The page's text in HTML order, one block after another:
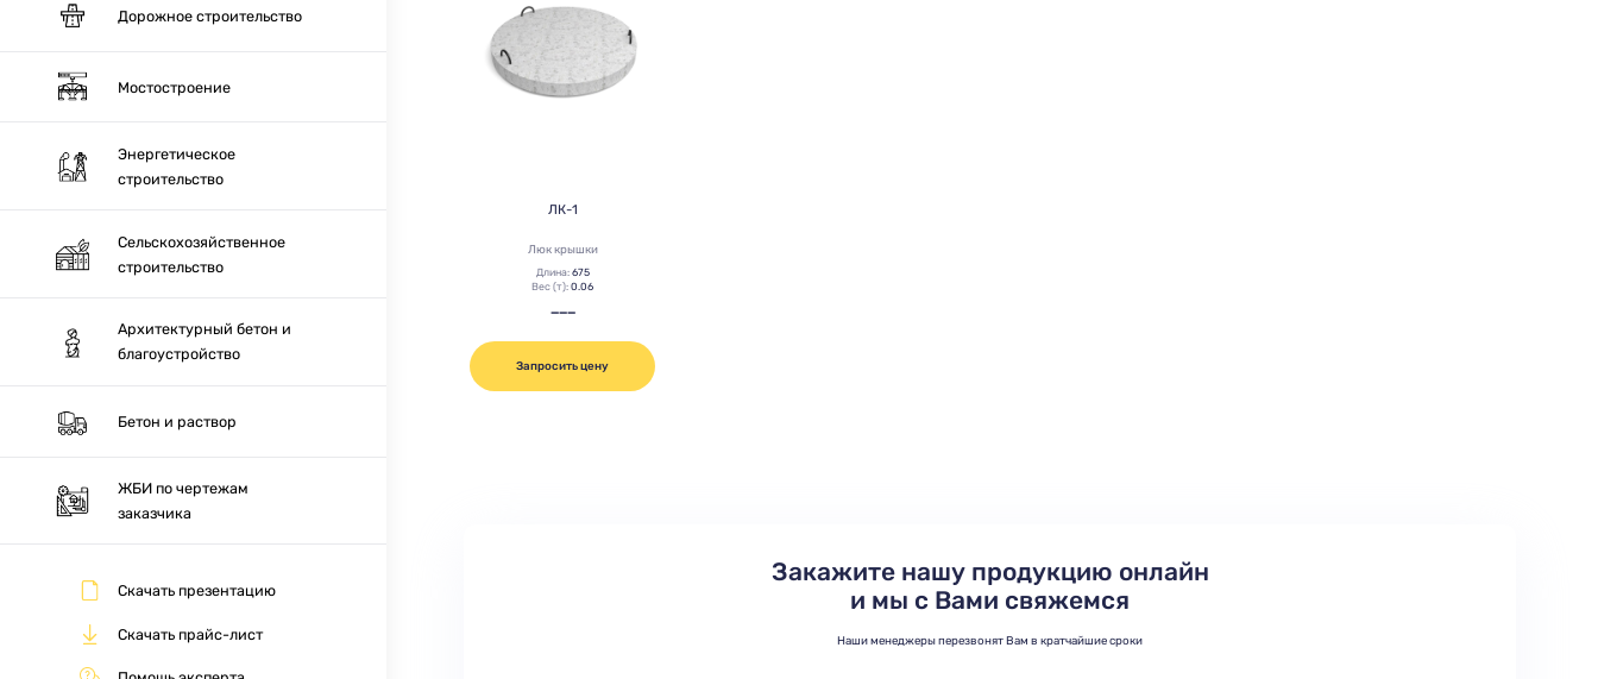
Дорожное строительство
Мостостроение
Энергетическое
строительство
Сельскохозяйственное
строительство
Архитектурный бетон и
благоустройство
Бетон и раствор
ЖБИ по чертежам
заказчика
Скачать презентацию
Скачать прайс-лист
ЛК-1
Люк крышки
Длина: 675
Вес (т):0.06
———
Запросить цену
Закажите нашу продукцию онлайн
и мы с Вами свяжемся
Наши менеджеры перезвонят Вам в кратчайшие сроки